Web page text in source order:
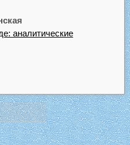
аналитические